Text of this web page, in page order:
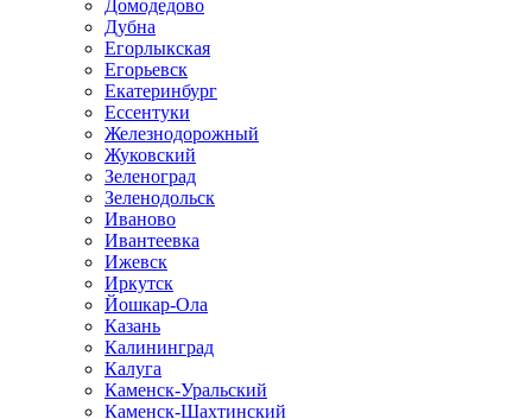
Домодедово
Дубна
Егорлыкская
Егорьевск
Екатеринбург
Ессентуки
Железнодорожный
Жуковский
Зеленоград
Зеленодольск
Иваново
Ивантеевка
Ижевск
Иркутск
Йошкар-Ола
Казань
Калининград
Калуга
Каменск-Уральский
Каменск-Шахтинский